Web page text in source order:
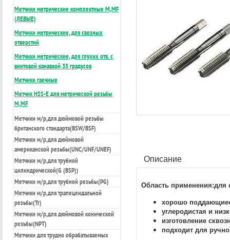
Описание
Область применения:для
хорошо
углеродистая и
изготовление
подходит для
Метчики метрические комплектные М,МF
(ЛЕВЫЕ)
Метчики метрические, для свозных
отверстий
Метчики метрические, для глухих отв. с
винтовой канавкой 35 градусов
Метчики гаечные
Метчик HSS-E для метрической резьбы
М,MF
Метчики м/р,для дюймовой резьбы
британского стандарта(BSW/BSF)
Метчики м/р,для дюймовой
американской резьбы(UNC/UNF/UNEF)
Метчики м/р,для трубной
цилиндрической(G (BSP))
Метчики м/р,для трубной резьбы(PG)
Метчики м/р,для трапецеидальной
резьбы(Tr)
Метчики м/р,для дюймовой конической
резьбы(NPT)
Метчики для трудно обрабатываемых